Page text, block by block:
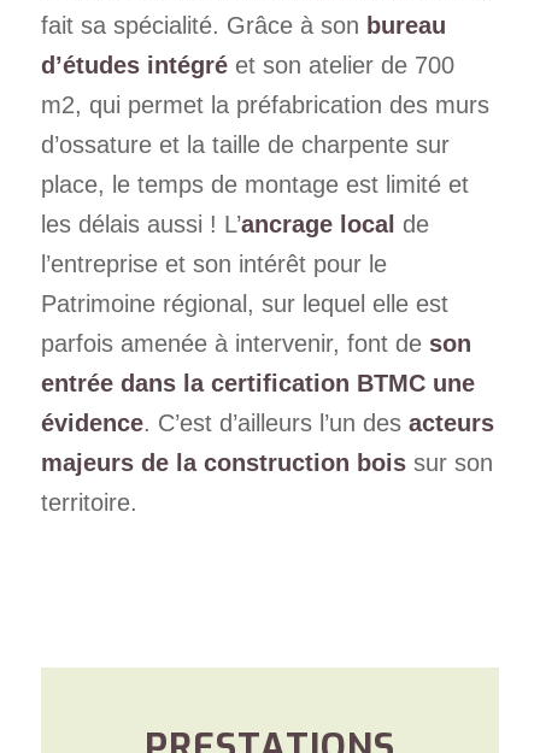
fait sa spécialité. Grâce à son bureau
d’études intégréet son atelier de 700
m2, qui permet la préfabrication des murs
d’ossature et la taille de charpente sur
place, le temps de montage est limité et
les délais aussi ! L’ancrage local de
l’entreprise et son intérêt pour le
Patrimoine régional, sur lequel elle est
parfois amenée à intervenir, font de son
entrée dans la certification BTMC une
évidence. C’est d’ailleurs l’un des acteurs
majeurs de la construction boissur son
territoire.